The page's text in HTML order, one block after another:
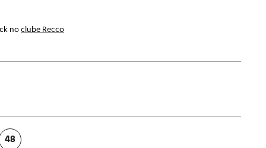
noclube Recco
48